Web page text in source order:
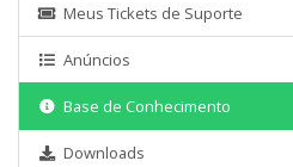
Meus Tickets de Suporte
Anúncios
Base de Conhecimento
Downloads